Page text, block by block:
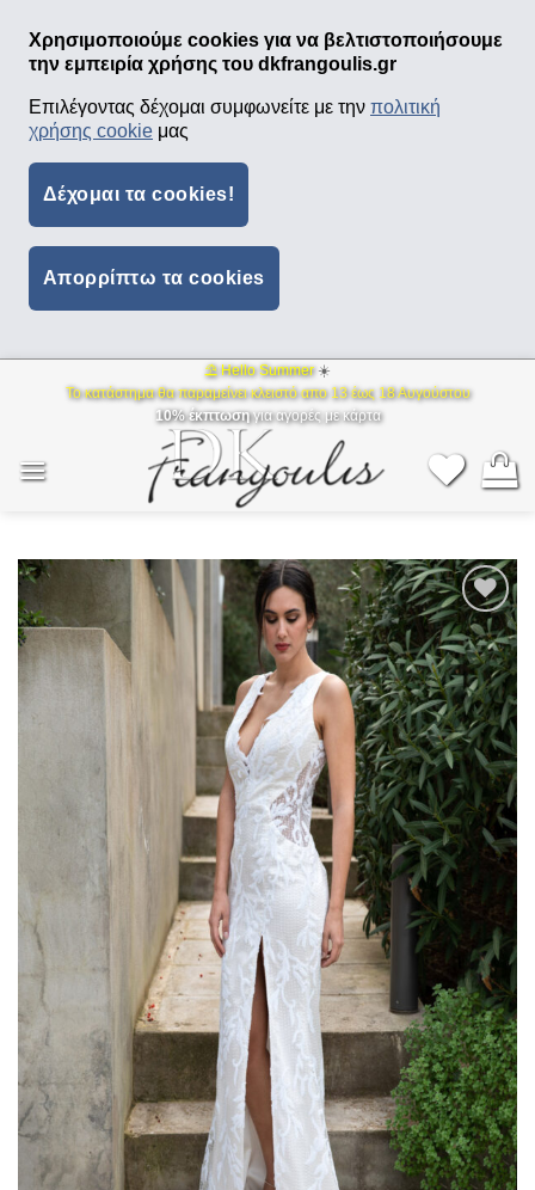
Χρησιμοποιούμε cookies για να βελτιστοποιήσουμε
την εμπειρία χρήσης του dkfrangoulis.gr
Επιλέγοντας δέχομαι συμφωνείτε με την πολιτική
χρήσης cookie μας
Δέχομαι τα cookies!
Απορρίπτω τα cookies
⛱ Hello Summer ☀️
Το κατάστημα θα παραμείνει κλειστό απο 13 έως 18 Αυγούστου
10% έκπτωσηγια αγορές με κάρτα
Add to
wishlist